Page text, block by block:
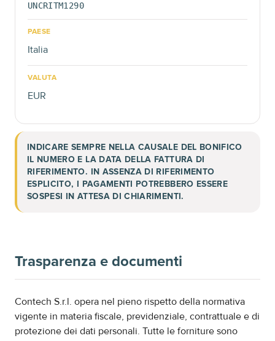
UNCRITM1290
PAESE
Italia
VALUTA
EUR
INDICARE SEMPRE NELLA CAUSALE DEL BONIFICO
IL NUMERO E LA DATA DELLA FATTURA DI
RIFERIMENTO. IN ASSENZA DI RIFERIMENTO
ESPLICITO, I PAGAMENTI POTREBBERO ESSERE
SOSPESI IN ATTESA DI CHIARIMENTI.
Trasparenza e documenti
Contech S.r.l. opera nel pieno rispetto della normativa
vigente in materia fiscale, previdenziale, contrattuale e di
protezione dei dati personali. Tutte le forniture sono